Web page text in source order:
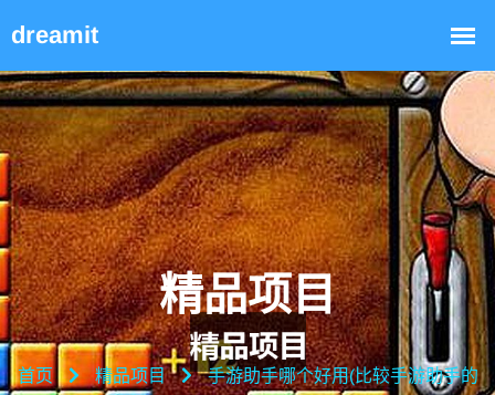
精品项目
首页 精品项目
手游助手哪个好用(比较手游助手的